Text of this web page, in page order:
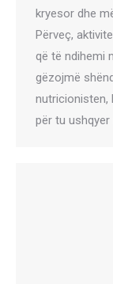
kryesor dhe
Përveç,
që të ndihemi
gëzojmë
nutricionisten,
për tu